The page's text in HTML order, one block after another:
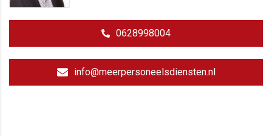
0628998004
info@meerpersoneelsdiensten.nl